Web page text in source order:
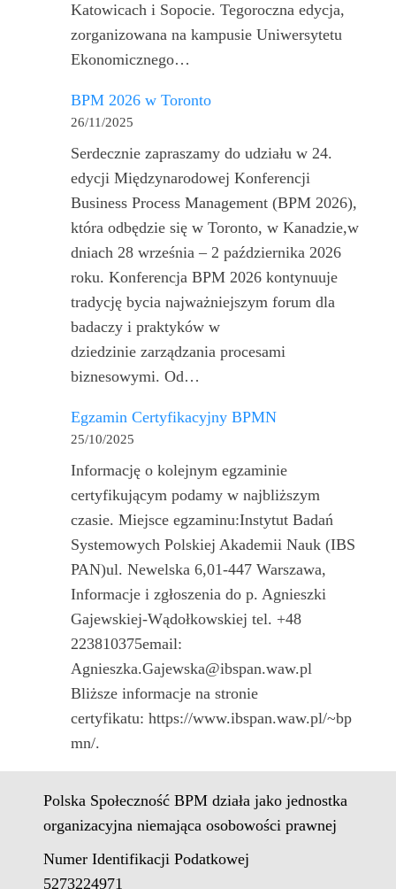
Katowicach i Sopocie. Tegoroczna edycja,
zorganizowana na kampusie Uniwersytetu
Ekonomicznego…
BPM 2026 w Toronto
26/11/2025
Serdecznie zapraszamy do udziału w 24.
edycji Międzynarodowej Konferencji
Business Process Management (BPM 2026),
która odbędzie się w Toronto, w Kanadzie,w
dniach 28 września – 2 października 2026
roku. Konferencja BPM 2026 kontynuuje
tradycję bycia najważniejszym forum dla
badaczy i praktyków w
dziedzinie zarządzania procesami
biznesowymi. Od…
Egzamin Certyfikacyjny BPMN
25/10/2025
Informację o kolejnym egzaminie
certyfikującym podamy w najbliższym
czasie. Miejsce egzaminu:Instytut Badań
Systemowych Polskiej Akademii Nauk (IBS
PAN)ul. Newelska 6,01-447 Warszawa,
Informacje i zgłoszenia do p. Agnieszki
Gajewskiej-Wądołkowskiej tel. +48
223810375email:
Agnieszka.Gajewska@ibspan.waw.pl
Bliższe informacje na stronie
certyfikatu: https://www.ibspan.waw.pl/~bp
mn/.
Polska Społeczność BPM działa jako jednostka
organizacyjna niemająca osobowości prawnej
Numer Identifikacji Podatkowej
5273224971